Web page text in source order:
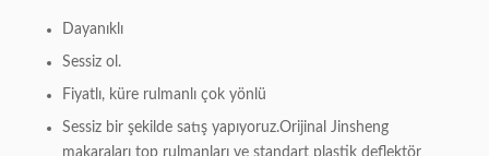
Dayanıklı
Sessiz ol.
Fiyatlı, küre rulmanlı çok yönlü
Sessiz bir şekilde satış yapıyoruz.Orijinal Jinsheng
makaraları top rulmanları ve standart plastik deflektör